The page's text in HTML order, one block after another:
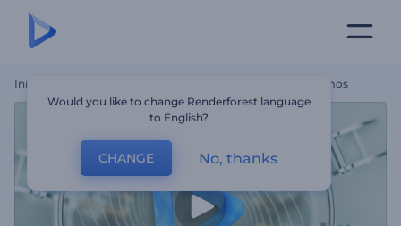
Inicio Introducción De Estructura Con Mecanismos
Would you like to change Renderforest language
to English?
CHANGE No, thanks